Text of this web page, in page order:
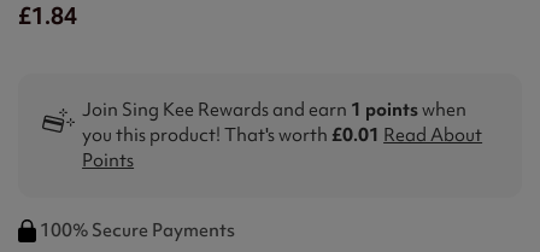
£1.84
Join Sing Kee Rewards and earn 1 pointswhen
you this product! That's worth £0.01 Read About
Points
100% Secure Payments